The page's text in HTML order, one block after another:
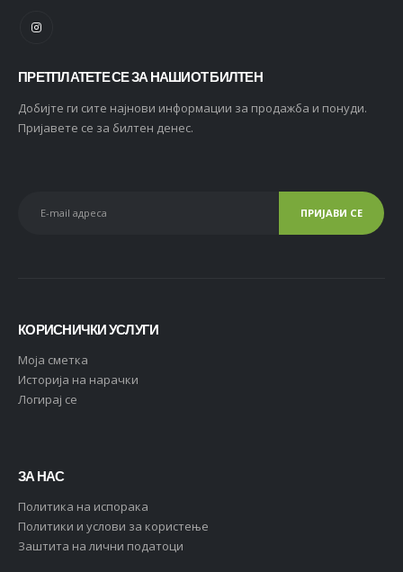
ПРЕТПЛАТЕТЕ СЕ ЗА НАШИОТ БИЛТЕН
Добијте ги сите најнови информации за продажба и понуди.
Пријавете се за билтен денес.
КОРИСНИЧКИ УСЛУГИ
Moja сметка
Историја на нарачки
Логирај се
ЗА НАС
Политика на испорака
Политики и услови за користење
Заштита на лични податоци